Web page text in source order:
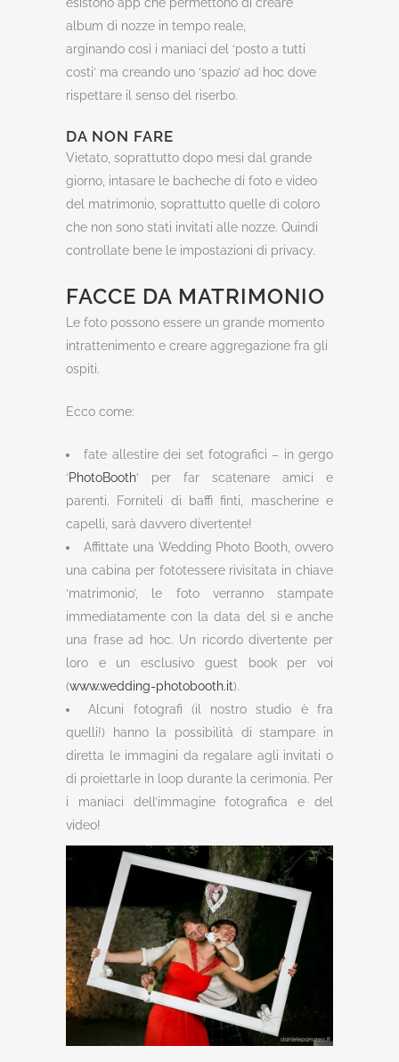
album di nozze in tempo reale,
arginando così i maniaci del ‘posto a tutti
costi’ ma creando uno ‘spazio’ ad hoc dove
rispettare il senso del riserbo.
DA NON FARE
Vietato, soprattutto dopo mesi dal grande
giorno, intasare le bacheche di foto e video
del matrimonio, soprattutto quelle di coloro
che non sono stati invitati alle nozze. Quindi
controllate bene le impostazioni di privacy.
FACCE DA MATRIMONIO
Le foto possono essere un grande momento
intrattenimento e creare aggregazione fra gli
ospiti.
Ecco come:
fate allestire dei set fotografici – in gergo
‘PhotoBooth‘ per far scatenare amici e
parenti. Forniteli di baffi finti, mascherine e
capelli, sarà davvero divertente!
Affittate una Wedding Photo Booth, ovvero
una cabina per fototessere rivisitata in chiave
‘matrimonio’, le foto verranno stampate
immediatamente con la data del sì e anche
una frase ad hoc. Un ricordo divertente per
loro e un esclusivo guest book per voi
(www.wedding-photobooth.it).
Alcuni fotografi (il nostro studio è fra
quelli!) hanno la possibilità di stampare in
diretta le immagini da regalare agli invitati o
di proiettarle in loop durante la cerimonia. Per
i maniaci dell’immagine fotografica e del
video!